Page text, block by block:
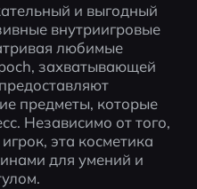
и выгодный
внутриигровые
любимые
захватывающей
предметы, которые
Независимо от того,
эта косметика
для умений и